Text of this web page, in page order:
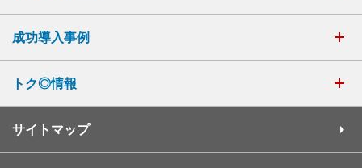
成功導入事例
トク◎情報
サイトマップ